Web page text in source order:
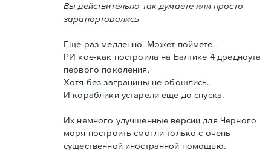
Вы действительно так думаете или просто
зарапортовались
Еще раз медленно. Может поймете.
РИ кое-как построила на Балтике 4 дредноута
первого поколения.
Хотя без заграницы не обошлись.
И кораблики устарели еще до спуска.
Их немного улучшенные версии для Черного
моря построить смогли только с очень
существенной иностранной помощью.